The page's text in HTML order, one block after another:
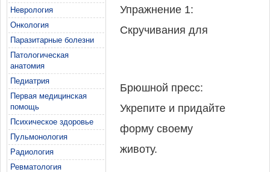
Неврология
Онкология
Паразитарные болезни
Патологическая
анатомия
Педиатрия
Первая медицинская
помощь
Психическое здоровье
Пульмонология
Радиология
Ревматология
опирается на мяч,
плечи и голова - в
между бедрами и
поставьте стопы на
пол.
Упражнение 1:
Скручивания для
поворотами.
Исходное
положение:
Брюшной пресс:
Укрепите и придайте
форму своему
животу.